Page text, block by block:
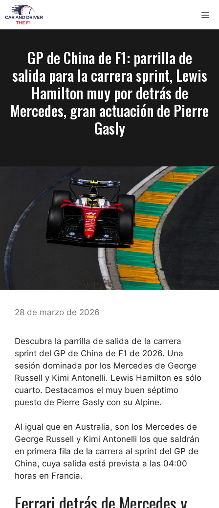
Saltar
al
contenido
GP de China de F1: parrilla de
salida para la carrera sprint, Lewis
Hamilton muy por detrás de
Mercedes, gran actuación de Pierre
Gasly
28 de marzo de 2026
Descubra la parrilla de salida de la carrera
sprint del GP de China de F1 de 2026. Una
sesión dominada por los Mercedes de George
Russell y Kimi Antonelli. Lewis Hamilton es sólo
cuarto. Destacamos el muy buen séptimo
puesto de Pierre Gasly con su Alpine.
Al igual que en Australia, son los Mercedes de
George Russell y Kimi Antonelli los que saldrán
en primera fila de la carrera al sprint del GP de
China, cuya salida está prevista a las 04:00
horas en Francia.